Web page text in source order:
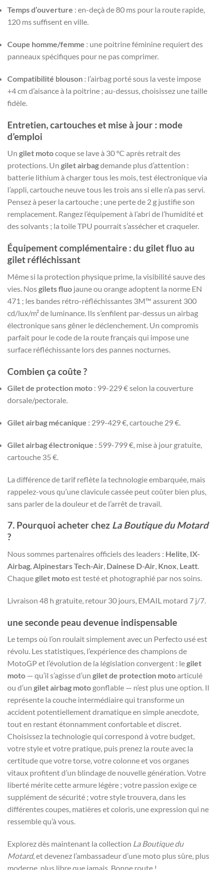
Temps d’ouverture : en-deçà de 80 ms pour la route rapide,
120 ms suffisent en ville.
Coupe homme/femme : une poitrine féminine requiert des
panneaux spécifiques pour ne pas comprimer.
Compatibilité blouson : l’airbag porté sous la veste impose
+4 cm d’aisance à la poitrine ; au-dessus, choisissez une taille
fidèle.
Entretien, cartouches et mise à jour : mode
d’emploi
Un gilet motocoque se lave à 30 °C après retrait des
protections. Un gilet airbagdemande plus d’attention :
batterie lithium à charger tous les mois, test électronique via
l’appli, cartouche neuve tous les trois ans si elle n’a pas servi.
Pensez à peser la cartouche ; une perte de 2 g justifie son
remplacement. Rangez l’équipement à l’abri de l’humidité et
des solvants ; la toile TPU pourrait s’assécher et craqueler.
Équipement complémentaire : du gilet fluoau
gilet réfléchissant
Même si la protection physique prime, la visibilité sauve des
vies. Nosgilets fluo jaune ou orange adoptent la norme EN
471 ; les bandes rétro-réfléchissantes 3M™ assurent 300
cd/lux/m² de luminance. Ils s’enfilent par-dessus un airbag
électronique sans gêner le déclenchement. Un compromis
parfait pour le code de la route français qui impose une
surface réfléchissante lors des pannes nocturnes.
Combien ça coûte ?
Gilet de protection moto : 99-229 € selon la couverture
dorsale/pectorale.
Gilet airbag mécanique : 299-429 €, cartouche 29 €.
Gilet airbag électronique : 599-799 €, mise à jour gratuite,
cartouche 35 €.
La différence de tarif reflète la technologie embarquée, mais
rappelez-vous qu’une clavicule cassée peut coûter bien plus,
sans parler de la douleur et de l’arrêt de travail.
7. Pourquoi acheter chez La Boutique du Motard
?
Nous sommes partenaires officiels des leaders : Helite, IX-
Airbag,Alpinestars Tech-Air, Dainese D-Air, Knox, Leatt.
Chaquegilet motoest testé et photographié par nos soins.
Livraison 48 h gratuite, retour 30 jours, EMAIL motard 7 j/7.
une seconde peau devenue indispensable
Le temps où l’on roulait simplement avec un Perfecto usé est
révolu. Les statistiques, l’expérience des champions de
MotoGP et l’évolution de la législation convergent : legilet
moto — qu’il s’agisse d’un gilet de protection motoarticulé
ou d’un gilet airbag moto gonflable — n’est plus une option. Il
représente la couche intermédiaire qui transforme un
accident potentiellement dramatique en simple anecdote,
tout en restant étonnamment confortable et discret.
Choisissez la technologie qui correspond à votre budget,
votre style et votre pratique, puis prenez la route avec la
certitude que votre torse, votre colonne et vos organes
vitaux profitent d’un blindage de nouvelle génération. Votre
liberté mérite cette armure légère ; votre passion exige ce
supplément de sécurité ; votre style trouvera, dans les
différentes coupes, matières et coloris, une expression qui ne
ressemble qu’à vous.
Explorez dès maintenant la collection La Boutique du
Motard, et devenez l’ambassadeur d’une moto plus sûre, plus
moderne, plus libre que jamais. Bonne route !